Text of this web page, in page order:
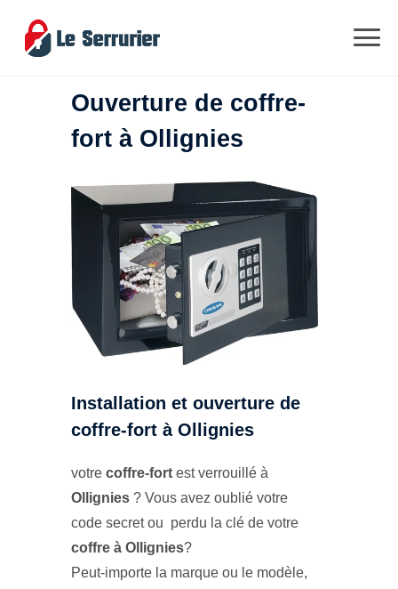
Ouverture de coffre-
fort à Ollignies
Installation et ouverture de
coffre-fort à Ollignies
votre coffre-fort est verrouillé à
Ollignies ? Vous avez oublié votre
code secret ou perdu la clé de votre
coffre à Ollignies?
Peut-importe la marque ou le modèle,